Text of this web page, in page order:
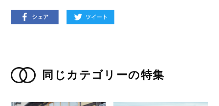
同じカテゴリーの特集